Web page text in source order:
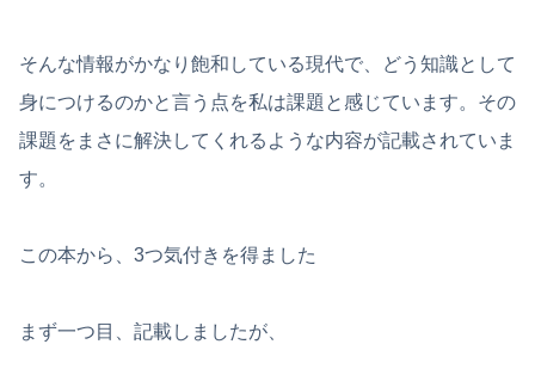
そんな情報がかなり飽和している現代で、どう知識として
身につけるのかと言う点を私は課題と感じています。その
課題をまさに解決してくれるような内容が記載されていま
す。
この本から、3つ気付きを得ました
まず一つ目、記載しましたが、